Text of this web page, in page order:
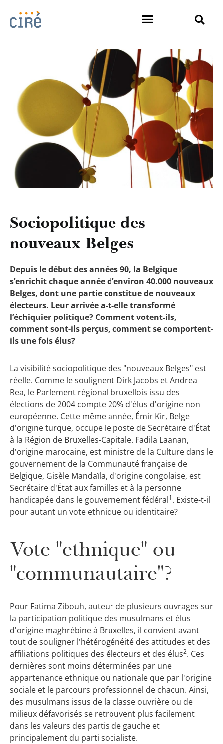
Sociopolitique des
nouveaux Belges
Depuis le début des années 90, la Belgique
s’enrichit chaque année d’environ 40.000 nouveaux
Belges, dont une partie constitue de nouveaux
électeurs. Leur arrivée a-t-elle transformé
l’échiquier politique? Comment votent-ils,
comment sont-ils perçus, comment se comportent-
ils une fois élus?
La visibilité sociopolitique des "nouveaux Belges" est
réelle. Comme le soulignent Dirk Jacobs et Andrea
Rea, le Parlement régional bruxellois issu des
élections de 2004 compte 20% d'élus d'origine non
européenne. Cette même année, Émir Kir, Belge
d'origine turque, occupe le poste de Secrétaire d'État
à la Région de Bruxelles-Capitale. Fadila Laanan,
d'origine marocaine, est ministre de la Culture dans le
gouvernement de la Communauté française de
Belgique, Gisèle Mandaïla, d'origine congolaise, est
Secrétaire d'État aux familles et à la personne
handicapée dans le gouvernement fédéral1. Existe-t‑il
pour autant un vote ethnique ou identitaire?
Vote "ethnique" ou
"communautaire"?
Pour Fatima Zibouh, auteur de plusieurs ouvrages sur
la participation politique des musulmans et élus
d'origine maghrébine à Bruxelles, il convient avant
tout de souligner l'hétérogénéité des attitudes et des
affiliations politiques des électeurs et des élus2. Ces
dernières sont moins déterminées par une
appartenance ethnique ou nationale que par l'origine
sociale et le parcours professionnel de chacun. Ainsi,
des musulmans issus de la classe ouvrière ou de
milieux défavorisés se retrouvent plus facilement
dans les valeurs des partis de gauche et
principalement du parti socialiste.